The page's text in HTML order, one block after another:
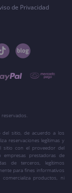
de Privacidad
del sitio, de acuerdo a los
reservaciones legítimas y
sitio con el proveedor del
prestadoras de
de terceros, legítimos
para fines informativos
productos, ni